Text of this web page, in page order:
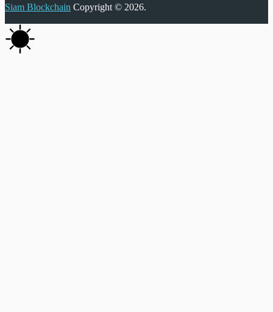
Siam Blockchain Copyright © 2026.